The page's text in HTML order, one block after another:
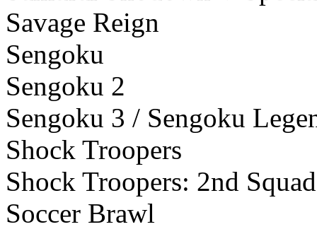
Savage Reign
Sengoku
Sengoku 2
Sengoku 3 / Sengoku
Shock Troopers
Shock Troopers: 2nd Squad
Soccer Brawl